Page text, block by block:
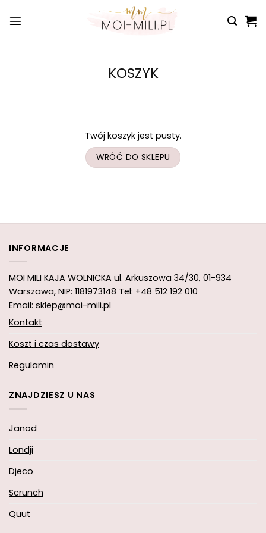
do
KOSZYK
Twój koszyk jest pusty.
WRÓĆ DO SKLEPU
INFORMACJE
MOI MILI KAJA WOLNICKA ul. Arkuszowa 34/30, 01-934
Warszawa, NIP: 1181973148 Tel: +48 512 192 010
Email: sklep@moi-mili.pl
Kontakt
Koszt i czas dostawy
Regulamin
ZNAJDZIESZ U NAS
Janod
Londji
Djeco
Scrunch
Quut